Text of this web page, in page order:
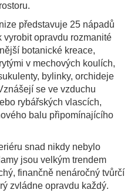
představuje 25 nápadů
vyrobit opravdu rozmanité
botanické kreace,
v mechových koulích,
bylinky, orchideje
se ve vzduchu
rybářských vlascích,
balu připomínajícího
snad nikdy nebylo
jsou velkým trendem
finančně nenáročný tvůrčí
zvládne opravdu každý.